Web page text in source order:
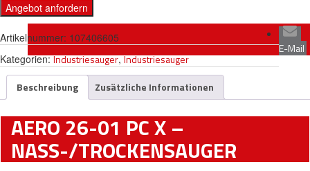
Angebot anfordern
Artikelnummer: 107406605
Kategorien:Industriesauger,Industriesauger
E-Mail
Beschreibung Zusätzliche Informationen
AERO 26-01 PC X –
NASS-/TROCKENSAUGER